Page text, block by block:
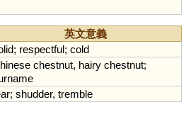
英文意義
; respectful; cold
chestnut, hairy chestnut;
; shudder, tremble